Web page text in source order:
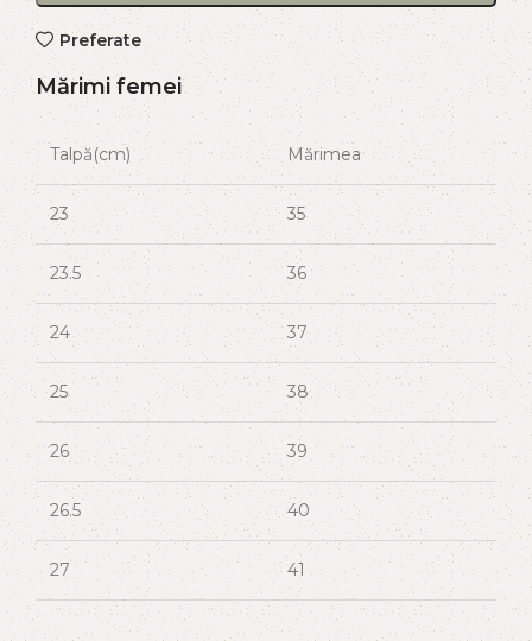
Preferate
Mărimi femei
Talpă(cm) Mărimea
23 35
23.5 36
24 37
25 38
26 39
26.5 40
27 41